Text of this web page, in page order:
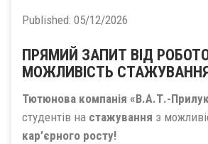
Published: 05/12/2026
ПРЯМИЙ ЗАПИТ ВІД
МОЖЛИВІСТЬ
Тютюнова компанія «В.А.Т.-
студентів на стажування з
кар’єрного росту!